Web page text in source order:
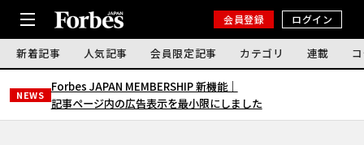
会員登録 ログイン
新着記事 人気記事 会員限定記事 カテゴリ 連載
NEWS
Forbes JAPAN MEMBERSHIP 新機能｜
記事ページ内の広告表示を最小限にしました